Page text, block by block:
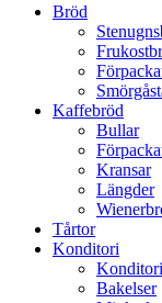
Bröd
Kaffebröd
Bullar
Kransar
Längder
Tårtor
Konditori
Bakelser